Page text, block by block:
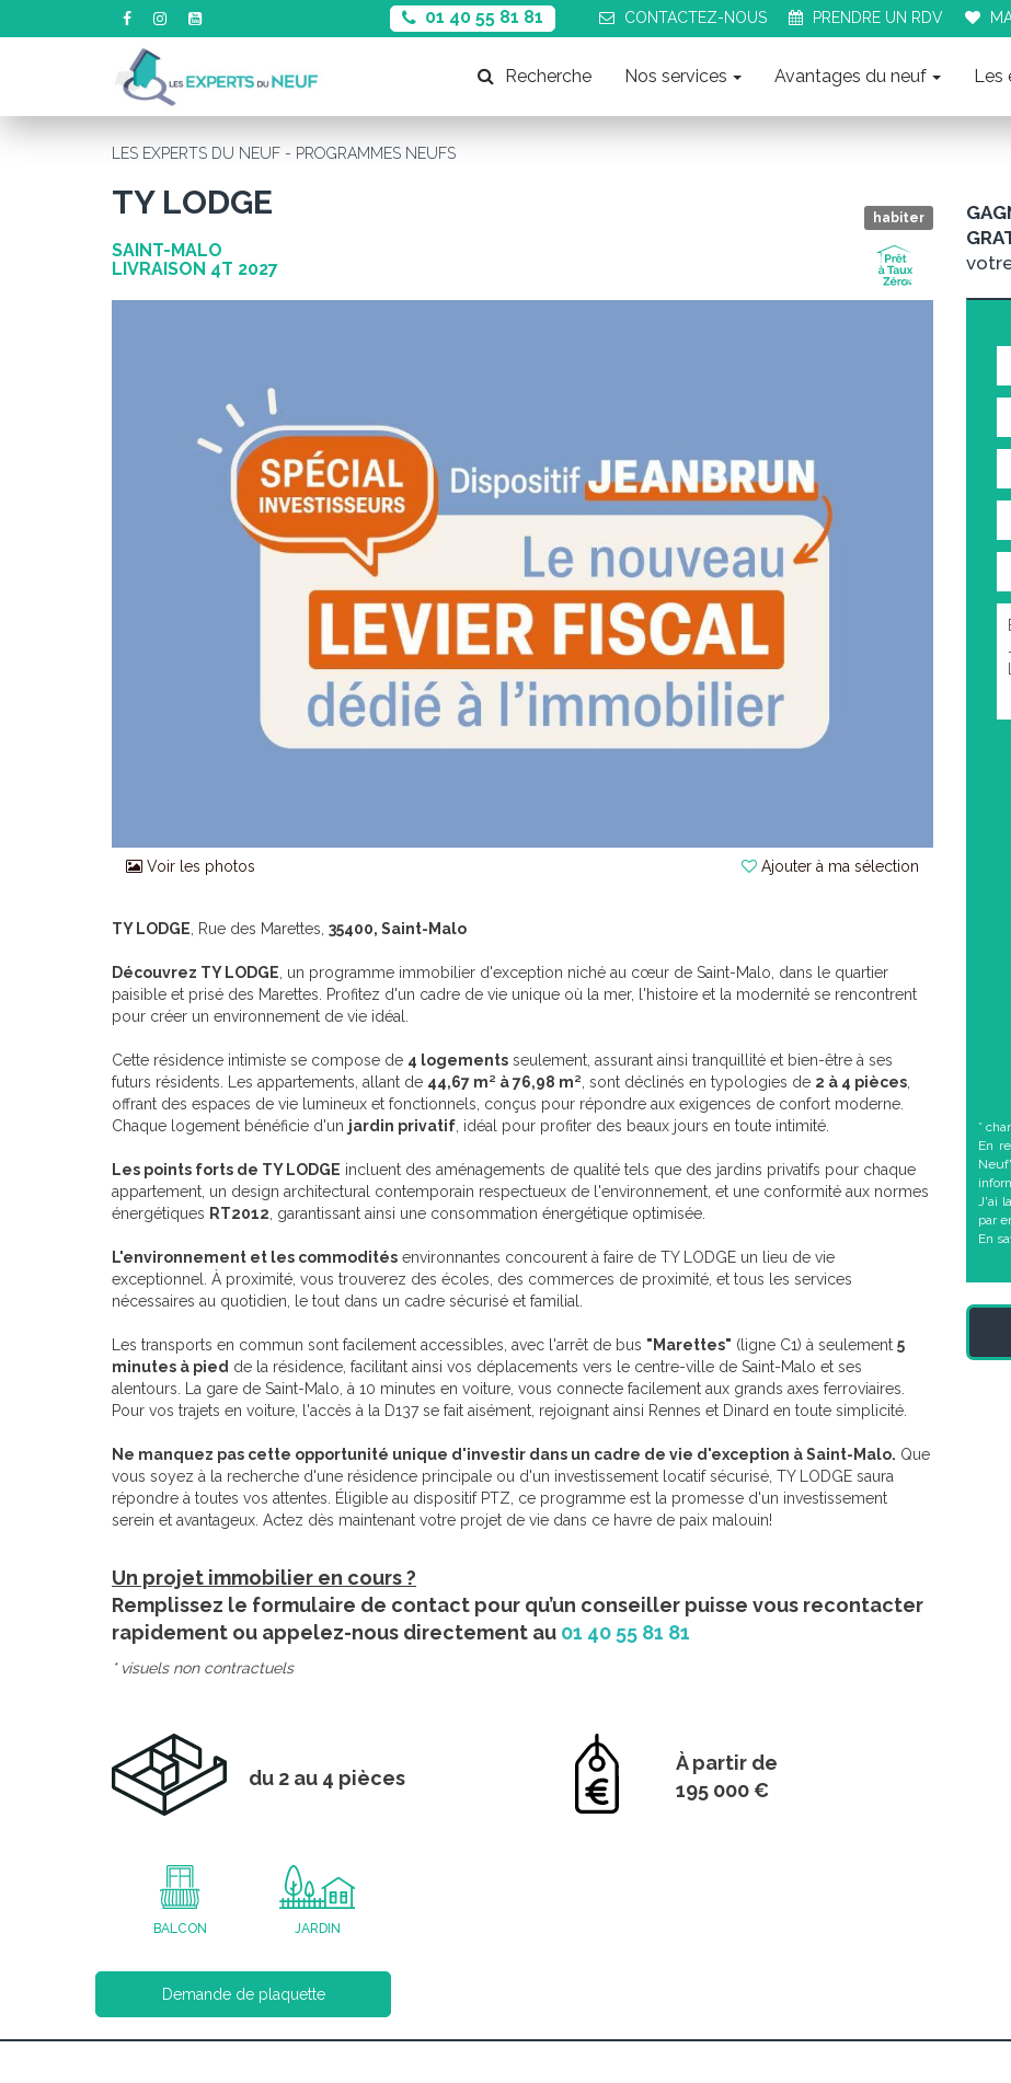
01 40 55 81 81 CONTACTEZ-NOUS PRENDRE UN RDV
Recherche Nos services Avantages du neuf Les
LES EXPERTS DU NEUF - PROGRAMMES NEUFS
habiter
TY LODGE
SAINT-MALO
LIVRAISON 4T 2027
Voir les photos Ajouter à ma sélection
TY LODGE , Rue des Marettes, 35400, Saint-Malo
Découvrez TY LODGE , un programme immobilier d'exception niché au cœur de Saint-Malo, dans le quartier
paisible et prisé des Marettes. Profitez d'un cadre de vie unique où la mer, l'histoire et la modernité se rencontrent
pour créer un environnement de vie idéal.
Cette résidence intimiste se compose de 4 logements seulement, assurant ainsi tranquillité et bien-être à ses
futurs résidents. Les appartements, allant de 44,67 m² à 76,98 m² , sont déclinés en typologies de 2 à 4 pièces
offrant des espaces de vie lumineux et fonctionnels, conçus pour répondre aux exigences de confort moderne.
Chaque logement bénéficie d'un jardin privatif , idéal pour profiter des beaux jours en toute intimité.
Les points forts de TY LODGE incluent des aménagements de qualité tels que des jardins privatifs pour chaque
appartement, un design architectural contemporain respectueux de l'environnement, et une conformité aux normes
énergétiques RT2012 , garantissant ainsi une consommation énergétique optimisée.
L'environnement et les commodités environnantes concourent à faire de TY LODGE un lieu de vie
exceptionnel. À proximité, vous trouverez des écoles, des commerces de proximité, et tous les services
nécessaires au quotidien, le tout dans un cadre sécurisé et familial.
Les transports en commun sont facilement accessibles, avec l'arrêt de bus "Marettes" (ligne C1) à seulement 5
minutes à pied de la résidence, facilitant ainsi vos déplacements vers le centre-ville de Saint-Malo et ses
alentours. La gare de Saint-Malo, à 10 minutes en voiture, vous connecte facilement aux grands axes ferroviaires.
Pour vos trajets en voiture, l'accès à la D137 se fait aisément, rejoignant ainsi Rennes et Dinard en toute simplicité.
Ne manquez pas cette opportunité unique d'investir dans un cadre de vie d'exception à Saint-Malo. Que
vous soyez à la recherche d'une résidence principale ou d'un investissement locatif sécurisé, TY LODGE saura
répondre à toutes vos attentes. Éligible au dispositif PTZ, ce programme est la promesse d'un investissement
serein et avantageux. Actez dès maintenant votre projet de vie dans ce havre de paix malouin!
Un projet immobilier en cours ?
Remplissez le formulaire de contact pour qu’un conseiller puisse vous recontacter
rapidement ou appelez-nous directement au 01 40 55 81 81
* visuels non contractuels
du 2 au 4 pièces
À partir de
195 000 €
BALCON JARDIN
Demande de plaquette
*
En
J'ai
par
En